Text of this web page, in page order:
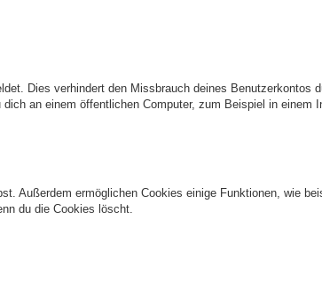
Dies verhindert den Missbrauch deines Benutzerkontos
an einem öffentlichen Computer, zum Beispiel in einem
Außerdem ermöglichen Cookies einige Funktionen, wie
du die Cookies löscht.